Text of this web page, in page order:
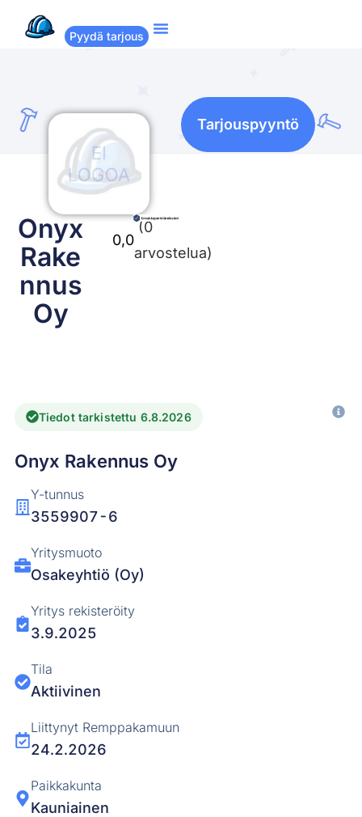
Pyydä tarjous
Onyx
Rake
nnus
Oy
0,0
(0
arvostelua)
Tarjouspyyntö
Tiedot tarkistettu 6.8.2026
Onyx Rakennus Oy
Y-tunnus
3559907-6
Yritysmuoto
Osakeyhtiö (Oy)
Yritys rekisteröity
3.9.2025
Tila
Aktiivinen
Liittynyt Remppakamuun
24.2.2026
Paikkakunta
Kauniainen